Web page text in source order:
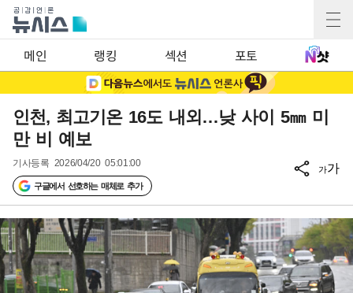
메인 랭킹 섹션 포토
인천, 최고기온 16도 내외…낮 사이 5㎜ 미
만 비 예보
기사등록 2026/04/20 05:01:00
구글에서 선호하는 매체로 추가
가가